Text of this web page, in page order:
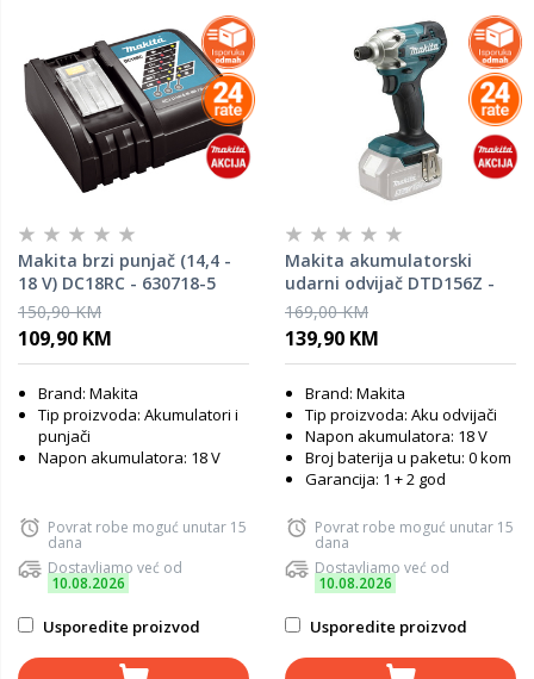
Makita brzi punjač (14,4 -
18 V) DC18RC - 630718-5
150,90 KM
109,90 KM
Brand: Makita
Tip proizvoda: Akumulatori i
punjači
Napon akumulatora: 18 V
Povrat robe moguć unutar 15
dana
Dostavljamo već od
10.08.2026
Usporedite proizvod
Makita akumulatorski
udarni odvijač DTD156Z -
SAMO ALAT
169,00 KM
139,90 KM
Brand: Makita
Tip proizvoda: Aku odvijači
Napon akumulatora: 18 V
Broj baterija u paketu: 0 kom
Garancija: 1 + 2 god
Povrat robe moguć unutar 15
dana
Dostavljamo već od
10.08.2026
Usporedite proizvod